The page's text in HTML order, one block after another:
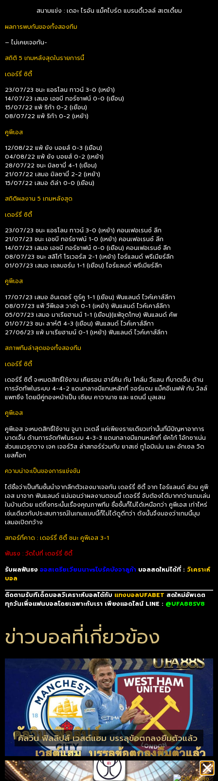
สนามแข่ง : เดอะ ไรอัน แม็คไบร์ด แบรนดี้เวลล์ สเตเดี้ยม
ผลการพบกันของทั้งสองทีม
– ไม่เคยเจอกัน-
สถิติ 5 เกมหลังสุดในรายการนี้
เดอร์รี่ ซิตี้
23/07/23 ชนะ แอธโลน ทาวน์ 3-0 (เหย้า)
14/07/23 เสมอ เอชบี ทอร์ชาฟน์ 0-0 (เยือน)
15/07/22 แพ้ ริก้า 0-2 (เยือน)
08/07/22 แพ้ ริก้า 0-2 (เหย้า)
คูพีเอส
12/08/22 แพ้ ยัง บอยส์ 0-3 (เยือน)
04/08/22 แพ้ ยัง บอยส์ 0-2 (เหย้า)
28/07/22 ชนะ มิลซามี่ 4-1 (เยือน)
21/07/22 เสมอ มิลซามี่ 2-2 (เหย้า)
15/07/22 เสมอ ดิล่า 0-0 (เยือน)
สถิติผลงาน 5 เกมหลังสุด
เดอร์รี่ ซิตี้
23/07/23 ชนะ แอธโลน ทาวน์ 3-0 (เหย้า) คอนเฟอเรนซ์ ลีก
21/07/23 ชนะ เอชบี ทอร์ชาฟน์ 1-0 (เหย้า) คอนเฟอเรนซ์ ลีก
14/07/23 เสมอ เอชบี ทอร์ชาฟน์ 0-0 (เยือน) คอนเฟอเรนซ์ ลีก
08/07/23 ชนะ สลิโก้ โรเวอร์ส 2-1 (เหย้า) ไอร์แลนด์ พรีเมียร์ลีก
01/07/23 เสมอ เชลบอร์น 1-1 (เยือน) ไอร์แลนด์ พรีเมียร์ลีก
คูพีเอส
17/07/23 เสมอ อินเตอร์ ตูร์คู 1-1 (เยือน) ฟินแลนด์ ไวค์เคาส์ลีกา
08/07/23 แพ้ วีพีเอส วาซ่า 0-1 (เหย้า) ฟินแลนด์ ไวค์เคาส์ลีกา
05/07/23 เสมอ มาเรียฮามน์ 1-1 (เยือน)(แพ้จุดโทษ) ฟินแลนด์ คัพ
01/07/23 ชนะ ลาห์ติ 4-3 (เยือน) ฟินแลนด์ ไวค์เคาส์ลีกา
27/06/23 แพ้ มาเรียฮามน์ 0-1 (เหย้า) ฟินแลนด์ ไวค์เคาส์ลีกา
สภาพทีมล่าสุดของทั้งสองทีม
เดอร์รี่ ซิตี้
เดอร์รี่ ซิตี้ จะหมดสิทธิ์ใช้งาน เคียรอน ฮาร์คิน กับ โคล์ม วีแลน ที่บาดเจ็บ ด้าน
การจัดทัพในระบบ 4-4-2 แดนกลางมีแกนหลักที่ จอร์แดน แม็คอีเนฟฟ์ กับ วิลล์
แพทชิ่ง โดยมีคู่กองหน้าเป็น เซียน คาวานาช และ แดนนี่ มุลเลน
คูพีเอส
คูพีเอส จะหมดสิทธิ์ใช้งาน จูนา เวเตลี่ แค่เพียงรายเดียวเท่านั้นที่มีปัญหาอาการ
บาดเจ็บ ด้านการจัดทัพในระบบ 4-3-3 แดนกลางมีแกนหลักที่ ยัคโก้ โอ้กซาเน่น
ส่วนแนวรุกวาง เจค เจอร์วิส ล่าสกอร์ร่วมกับ ยาสเซ่ ทูโอมิเน่น และ อักเซล วิด
เยสค็อก
ความน่าจะเป็นของการแข่งขัน
ได้ชื่อว่าเป็นทีมชั้นนำจากลีกตัวเองมาเจอกัน เดอร์รี่ ซิตี้ จาก ไอร์แลนด์ ส่วน คูพี
เอส มาจาก ฟินแลนด์ แน่นอนว่าผลงานตอนนี้ เดอร์รี่ จับต้องได้มากกว่าแถมเล่น
ในบ้านด้วย แต่ถึงกระนั้นเรื่องคุณภาพทีม ชื่อชั้นก็ไม่ได้เหนือกว่า คูพีเอส เท่าไหร่
เช่นเดียวกับประสบการณ์ในเกมแบบนี้ก็ไม่ได้ดูดีกว่า ดังนั้นจึงมองว่าเกมนี้มุม
เสมอเปิดกว้าง
สกอร์ที่คาด : เดอร์รี่ ซิตี้ ชนะ คูพีเอส 3-1
ฟันธง : วัดไปที่ เดอร์รี่ ซิตี้
รับผลฟันธง ออสเตรียเวียนนาvsโบรัคบังจาลูก้า บอลสดใหม่ได้ที่ : วิเคราะห์
บอล
ติดตามรับทีเด็ดบอลวิเคราะห์บอลได้กับ แทงบอลUFABET สดใหม่อัพเดต
ทุกวันเพื่อแฟนบอลโดยเฉพาะกับเรา เพียงแอดไลน์ LINE : @UFA88SV8
ข่าวบอลที่เกี่ยวข้อง
คัลวิน ฟิลลิปส์ เวสต์แฮม บรรลุข้อตกลงยืมตัวแล้ว